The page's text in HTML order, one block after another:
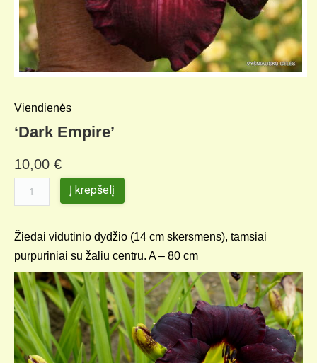
Viendienės
‘Dark Empire’
10,00 €
Į krepšelį
Žiedai vidutinio dydžio (14 cm skersmens), tamsiai
purpuriniai su žaliu centru. A – 80 cm